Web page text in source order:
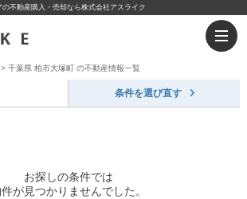
不動産購入・売却なら株式会社アスライク
千葉県 柏市大塚町 の不動産情報一覧
条件を選び直す
お探しの条件では
が見つかりませんでした。